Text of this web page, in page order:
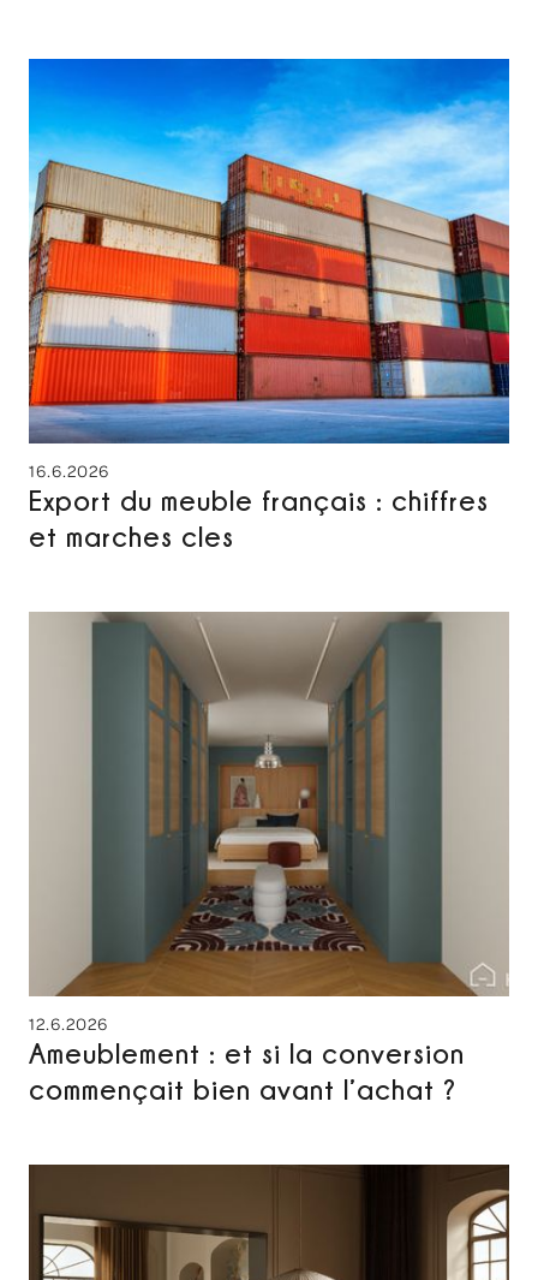
16.6.2026
Export du meuble français : chiffres
et marches cles
12.6.2026
Ameublement : et si la conversion
commençait bien avant l’achat ?